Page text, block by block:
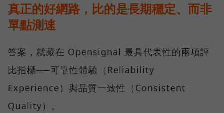
真正的好網路，比的是長期穩定、而非
單點測速
答案，就藏在 Opensignal 最具代表性的兩項評
比指標──可靠性體驗（Reliability
Experience）與品質一致性（Consistent
Quality）。